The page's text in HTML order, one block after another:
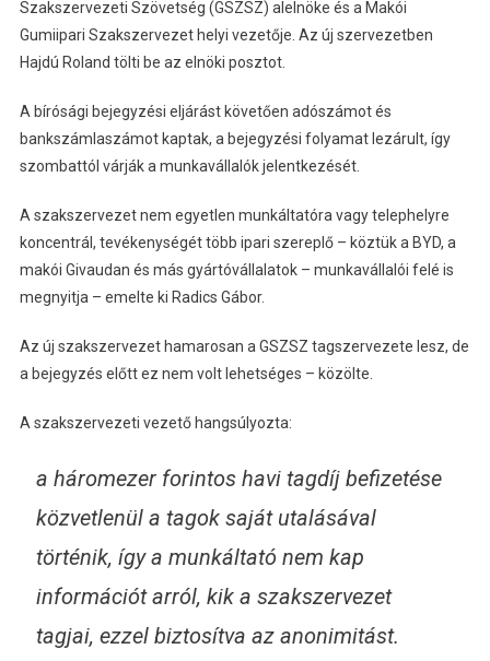
Szakszervezeti Szövetség (GSZSZ) alelnöke és a Makói
Gumiipari Szakszervezet helyi vezetője. Az új szervezetben
Hajdú Roland tölti be az elnöki posztot.
A bírósági bejegyzési eljárást követően adószámot és
bankszámlaszámot kaptak, a bejegyzési folyamat lezárult, így
szombattól várják a munkavállalók jelentkezését.
A szakszervezet nem egyetlen munkáltatóra vagy telephelyre
koncentrál, tevékenységét több ipari szereplő – köztük a BYD, a
makói Givaudan és más gyártóvállalatok – munkavállalói felé is
megnyitja – emelte ki Radics Gábor.
Az új szakszervezet hamarosan a GSZSZ tagszervezete lesz, de
a bejegyzés előtt ez nem volt lehetséges – közölte.
A szakszervezeti vezető hangsúlyozta:
a háromezer forintos havi tagdíj befizetése
közvetlenül a tagok saját utalásával
történik, így a munkáltató nem kap
információt arról, kik a szakszervezet
tagjai, ezzel biztosítva az anonimitást.